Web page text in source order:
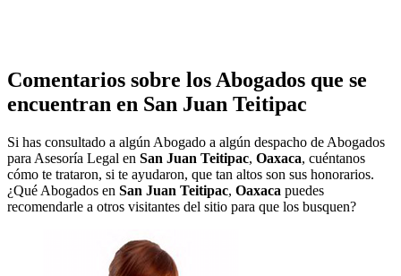
Comentarios sobre los Abogados que se
encuentran en San Juan Teitipac
Si has consultado a algún Abogado a algún despacho de Abogados
para Asesoría Legal en San Juan Teitipac, Oaxaca, cuéntanos
cómo te trataron, si te ayudaron, que tan altos son sus honorarios.
¿Qué Abogados en San Juan Teitipac, Oaxaca puedes
recomendarle a otros visitantes del sitio para que los busquen?